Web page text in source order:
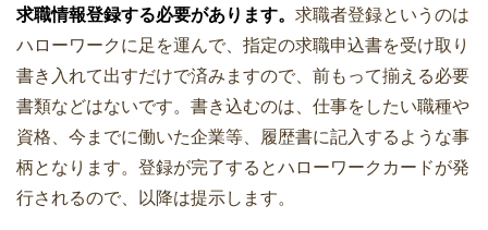
求職情報登録する必要があります。 求職者登録というのは
ハローワークに足を運んで、指定の求職申込書を受け取り
書き入れて出すだけで済みますので、前もって揃える必要
書類などはないです。書き込むのは、仕事をしたい職種や
資格、今までに働いた企業等、履歴書に記入するような事
柄となります。登録が完了するとハローワークカードが発
行されるので、以降は提示します。